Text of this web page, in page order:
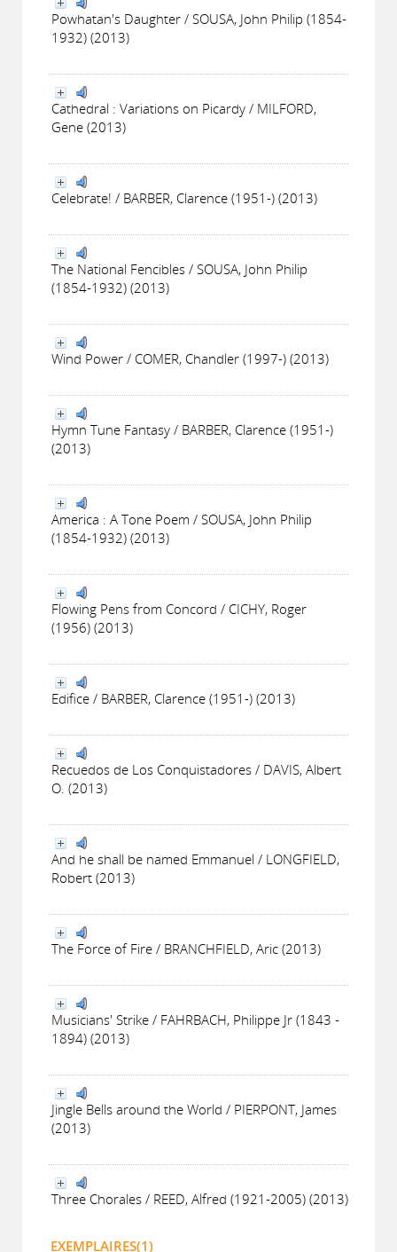
Powhatan's Daughter / SOUSA, John Philip (1854-
1932) (2013)
Cathedral : Variations on Picardy / MILFORD,
Gene (2013)
Celebrate! / BARBER, Clarence (1951-) (2013)
The National Fencibles / SOUSA, John Philip
(1854-1932) (2013)
Wind Power / COMER, Chandler (1997-) (2013)
Hymn Tune Fantasy / BARBER, Clarence (1951-)
(2013)
America : A Tone Poem / SOUSA, John Philip
(1854-1932) (2013)
Flowing Pens from Concord / CICHY, Roger
(1956) (2013)
Edifice / BARBER, Clarence (1951-) (2013)
Recuedos de Los Conquistadores / DAVIS, Albert
O. (2013)
And he shall be named Emmanuel / LONGFIELD,
Robert (2013)
The Force of Fire / BRANCHFIELD, Aric (2013)
Musicians' Strike / FAHRBACH, Philippe Jr (1843 -
1894) (2013)
Jingle Bells around the World / PIERPONT, James
(2013)
Three Chorales / REED, Alfred (1921-2005) (2013)
EXEMPLAIRES(1)